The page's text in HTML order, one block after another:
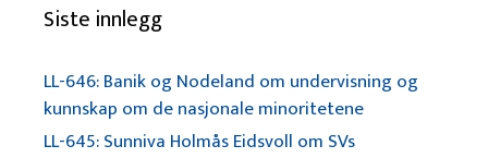
Siste innlegg
LL-646: Banik og Nodeland om undervisning og
kunnskap om de nasjonale minoritetene
LL-645: Sunniva Holmås Eidsvoll om SVs